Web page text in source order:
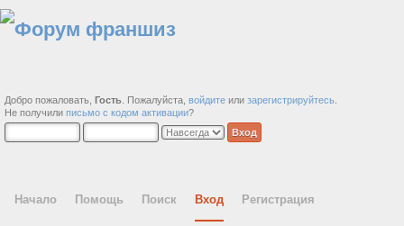
Добро пожаловать, Гость . Пожалуйста, войдите или зарегистрируйтесь
Не получили письмо с кодом активации?
Начало Помощь Поиск Вход Регистрация